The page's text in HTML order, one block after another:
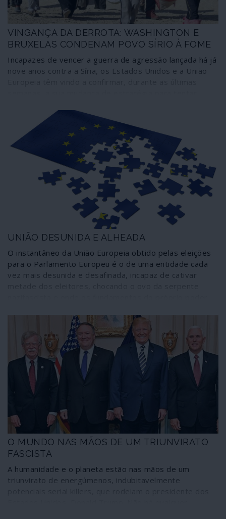
norte-americanos, sem esquecer os grandes
conglomerados económico-financeiros, que pretendem
um Pontífice talhado à sua medida.
VINGANÇA DA DERROTA: WASHINGTON E
BRUXELAS CONDENAM POVO SÍRIO À FOME
Incapazes de vencer a guerra de agressão lançada há já
nove anos contra a Síria, os Estados Unidos e a União
ao povo sírio em cima da pandemia de COVID-19 e
provocar uma explosão social interna.
UNIÃO DESUNIDA E ALHEADA
O instantâneo da União Europeia obtido pelas eleições
para o Parlamento Europeu é o de uma entidade cada
vez mais desunida e desafinada, incapaz de cativar
corroídos. Uma caricatura de democracia.
O MUNDO NAS MÃOS DE UM TRIUNVIRATO
FASCISTA
A humanidade e o planeta estão nas mãos de um
triunvirato de energúmenos, indubitavelmente